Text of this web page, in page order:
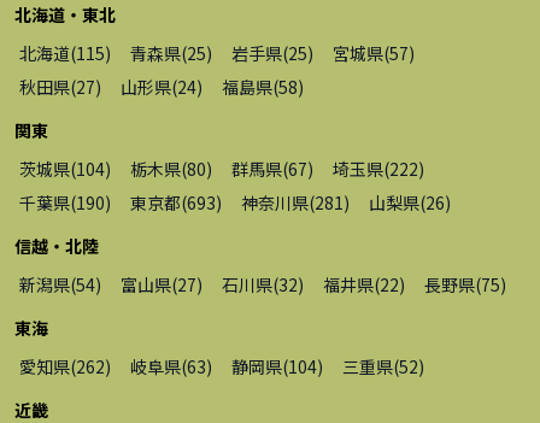
北海道・東北
北海道(115) 青森県(25) 岩手県(25) 宮城県(57)
秋田県(27) 山形県(24) 福島県(58)
関東
茨城県(104) 栃木県(80) 群馬県(67) 埼玉県(222)
千葉県(190) 東京都(693) 神奈川県(281 ) 山梨県(26)
信越・北陸
新潟県(54) 富山県(27) 石川県(32) 福井県(22) 長野県(75)
東海
愛知県(262) 岐阜県(63) 静岡県(104) 三重県(52)
近畿